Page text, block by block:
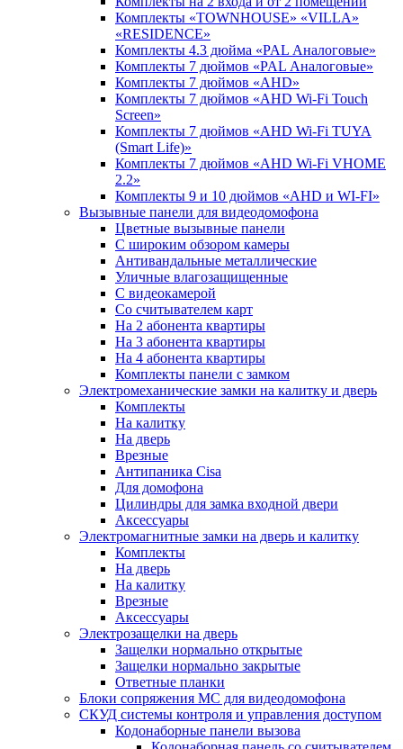
Комплекты «TOWNHOUSE» «VILLA»
«RESIDENCE»
Комплекты 4.3 дюйма «PAL Аналоговые»
Комплекты 7 дюймов «PAL Аналоговые»
Комплекты 7 дюймов «AHD»
Комплекты 7 дюймов «AHD Wi-Fi Touch
Screen»
Комплекты 7 дюймов «AHD Wi-Fi TUYA
(Smart Life)»
Комплекты 7 дюймов «AHD Wi-Fi VHOME
2.2»
Комплекты 9 и 10 дюймов «AHD и WI-FI»
Вызывные панели для видеодомофона
Цветные вызывные панели
С широким обзором камеры
Антивандальные металлические
Уличные влагозащищенные
С видеокамерой
Со считывателем карт
На 2 абонента квартиры
На 3 абонента квартиры
На 4 абонента квартиры
Комплекты панели с замком
Электромеханические замки на калитку и дверь
Комплекты
На калитку
На дверь
Врезные
Антипаника Cisa
Для домофона
Цилиндры для замка входной двери
Аксессуары
Электромагнитные замки на дверь и калитку
Комплекты
На дверь
На калитку
Врезные
Аксессуары
Электрозащелки на дверь
Защелки нормально открытые
Защелки нормально закрытые
Ответные планки
Блоки сопряжения МС для видеодомофона
СКУД системы контроля и управления доступом
Кодонаборные панели вызова